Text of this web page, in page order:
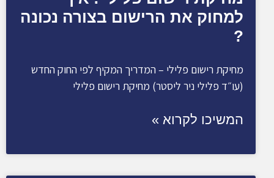
למחוק את הרישום בצורה נכונה
?
מחיקת רישום פלילי – המדריך המקיף לפי החוק החדש
(עו״ד פלילי ניר ליסטר) מחיקת רישום פלילי
המשיכו לקרוא »